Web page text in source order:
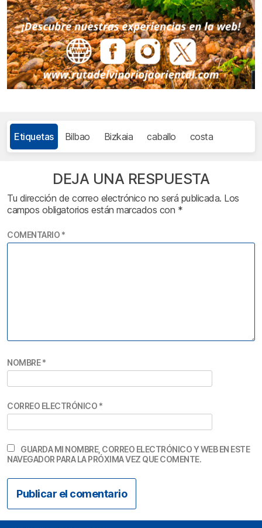
Etiquetas Bilbao Bizkaia caballo costa
DEJA UNA RESPUESTA
Tu dirección de correo electrónico no será publicada. Los
campos obligatorios están marcados con *
COMENTARIO *
NOMBRE*
CORREO ELECTRÓNICO *
GUARDA MI NOMBRE, CORREO ELECTRÓNICO Y WEB EN ESTE
NAVEGADOR PARA LA PRÓXIMA VEZ QUE COMENTE.